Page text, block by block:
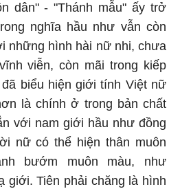
dân" - "Thánh mẫu" ấy trở
nghĩa hầu như vẫn còn
những hình hài nữ nhi, chưa
viễn, còn mãi trong kiếp
biểu hiện giới tính Việt nữ
là chính ở trong bản chất
với nam giới hầu như đồng
nữ có thể hiện thân muôn
bướm muôn màu, như
giới. Tiên phải chăng là hình